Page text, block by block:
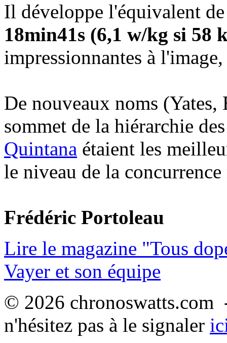
Il développe l'équivalent
18min41s (6,1 w/kg si 58
impressionnantes à
De nouveaux noms
sommet de la hiérarchie
Quintana étaient les
le niveau de la
Frédéric Portoleau
Lire le magazine "Tous
Vayer et son équipe
© 2026
n'hésitez pas à le signaler